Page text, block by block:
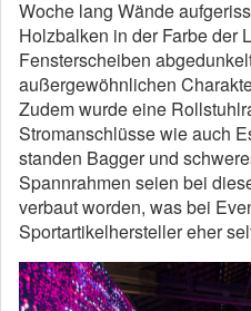
Woche lang Wände
Holzbalken in der Farbe der
Fensterscheiben
außergewöhnlichen
Zudem wurde eine
Stromanschlüsse wie auch
standen Bagger und
Spannrahmen seien bei
verbaut worden, was bei
Sportartikelhersteller eher